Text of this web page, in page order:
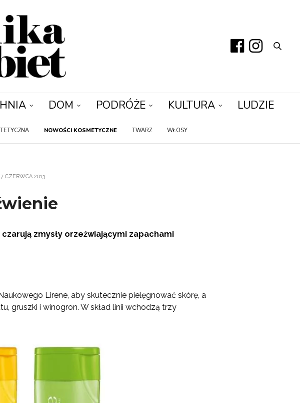
DOM PODRÓŻE KULTURA LUDZIE
NOWOŚCI KOSMETYCZNE TWARZ WŁOSY
CZERWCA 2013
zmysły orzeźwiającymi zapachami
Lirene, aby skutecznie pielęgnować skórę, a
gruszki i winogron. W skład linii wchodzą trzy